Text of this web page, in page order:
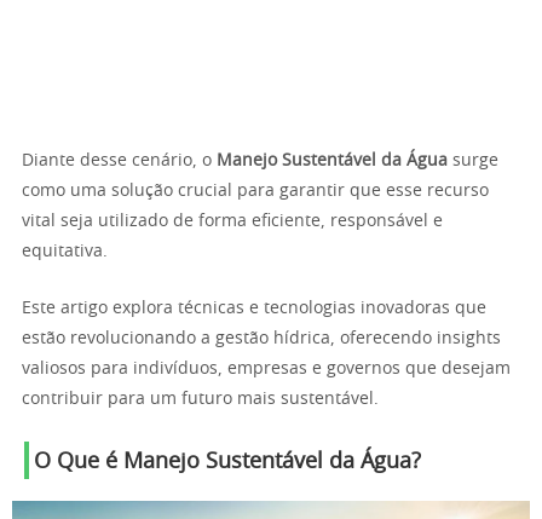
Diante desse cenário, o Manejo Sustentável da Água surge
como uma solução crucial para garantir que esse recurso
vital seja utilizado de forma eficiente, responsável e
equitativa.
Este artigo explora técnicas e tecnologias inovadoras que
estão revolucionando a gestão hídrica, oferecendo insights
valiosos para indivíduos, empresas e governos que desejam
contribuir para um futuro mais sustentável.
O Que é Manejo Sustentável da Água?